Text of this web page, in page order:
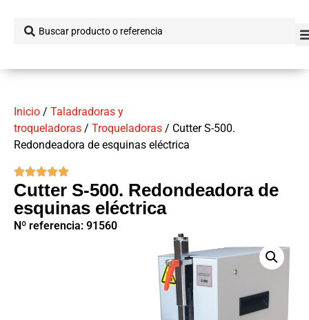
Inicio / Taladradoras y
troqueladoras / Troqueladoras / Cutter S-500.
Redondeadora de esquinas eléctrica
Cutter S-500. Redondeadora de
esquinas eléctrica
Nº referencia: 91560